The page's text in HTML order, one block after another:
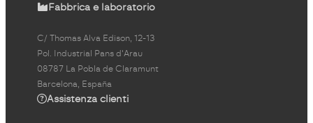
Fabbrica e laboratorio
C/ Thomas Alva Edison, 12-13
Pol. Industrial Pans d'Arau
08787 La Pobla de Claramunt
Barcelona, España
Assistenza clienti